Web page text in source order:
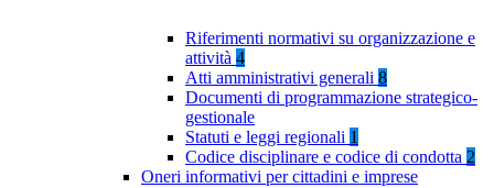
Riferimenti normativi su organizzazione e
attività 4
Atti amministrativi generali 8
Documenti di programmazione strategico-
gestionale
Statuti e leggi regionali 1
Codice disciplinare e codice di condotta 2
Oneri informativi per cittadini e imprese